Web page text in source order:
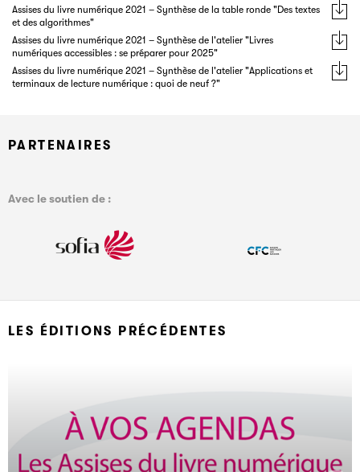
Assises du livre numérique 2021 – Synthèse de la table ronde "Des textes
et des algorithmes"
Assises du livre numérique 2021 – Synthèse de l'atelier "Livres
numériques accessibles : se préparer pour 2025"
Assises du livre numérique 2021 – Synthèse de l'atelier "Applications et
terminaux de lecture numérique : quoi de neuf ?"
PARTENAIRES
Avec le soutien de :
LES ÉDITIONS PRÉCÉDENTES